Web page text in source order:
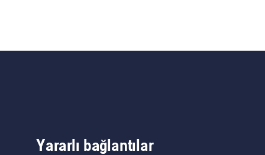
Yararlı bağlantılar